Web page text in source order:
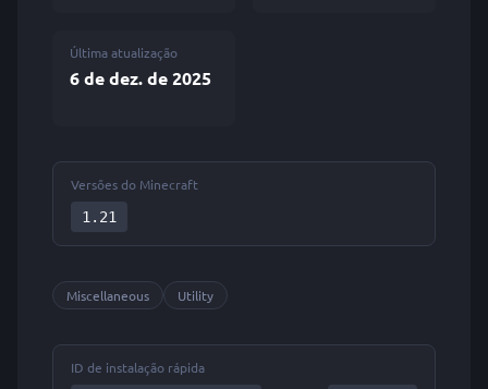
Última atualização
6 de dez. de 2025
Versões do Minecraft
1.21
Miscellaneous Utility
ID de instalação rápida